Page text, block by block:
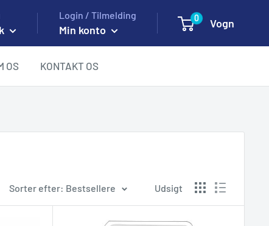
Login / Tilmelding
Min konto
0 Vogn
OS KONTAKT OS
Sorter efter: Bestsellere Udsigt